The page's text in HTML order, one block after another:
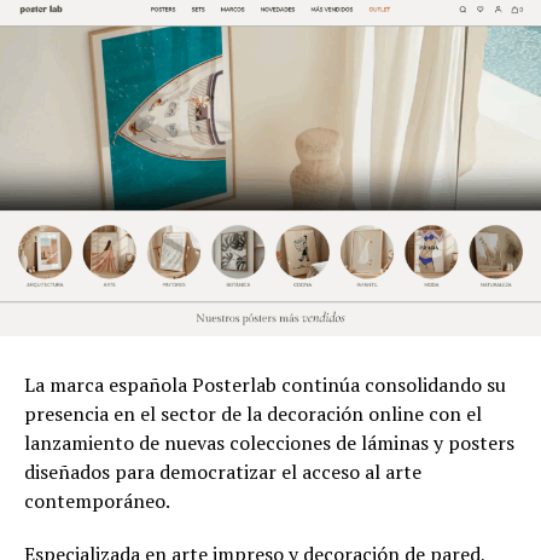
La marca española Posterlab continúa consolidando su
presencia en el sector de la decoración online con el
lanzamiento de nuevas colecciones de láminas y posters
diseñados para democratizar el acceso al arte
contemporáneo.
Especializada en arte impreso y decoración de pared,